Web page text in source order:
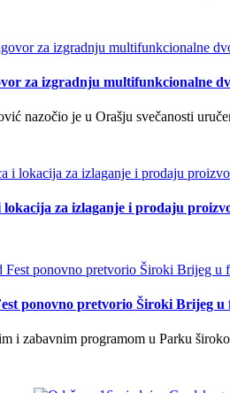
za izgradnju multifunkcionalne
nazočio je u Orašju svečanosti
za izlaganje i prodaju
ponovno pretvorio Široki Brijeg u
i zabavnim programom u Parku